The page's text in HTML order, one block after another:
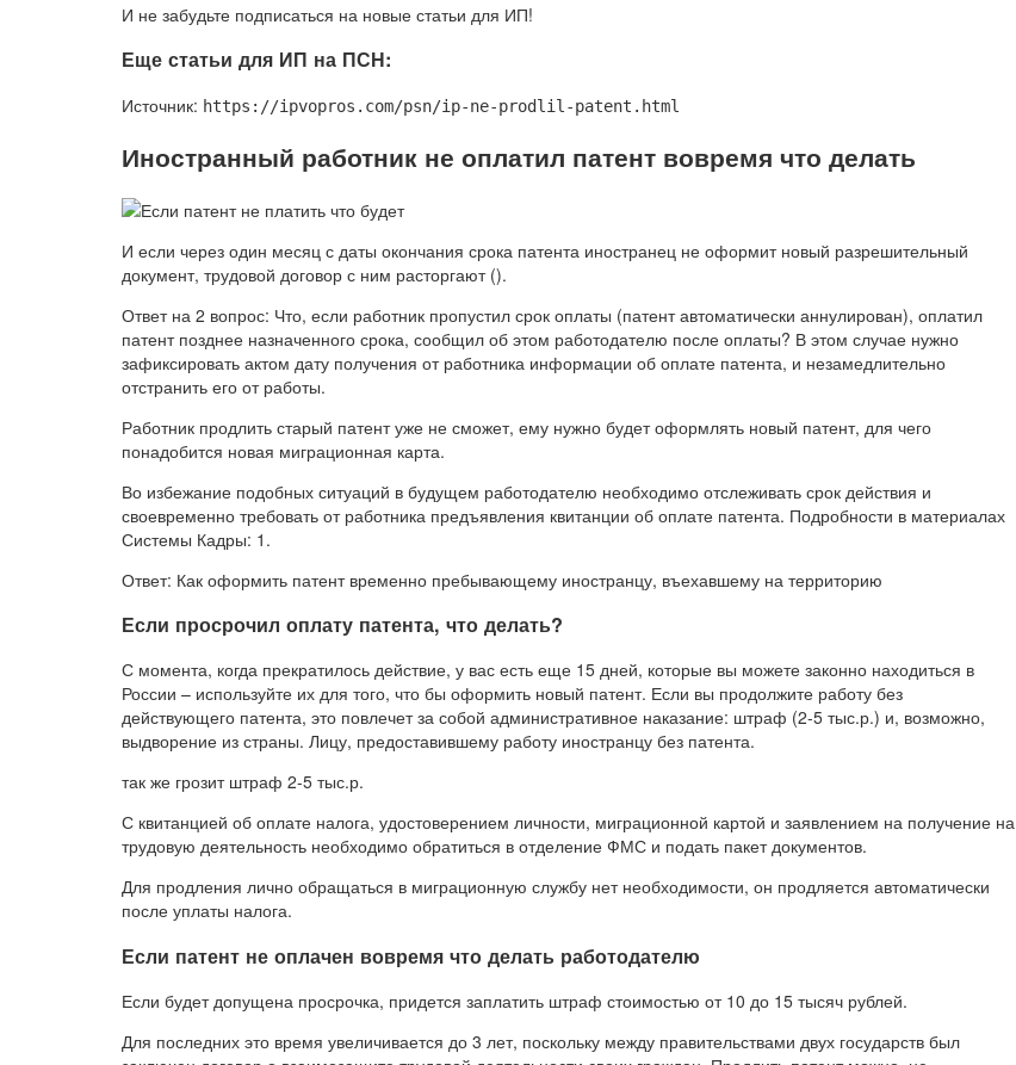
И не забудьте подписаться на новые статьи для ИП!
Еще статьи для ИП на ПСН:
Источник: https://ipvopros.com/psn/ip-ne-prodlil-patent.html
Иностранный работник не оплатил патент вовремя что делать
И если через один месяц с даты окончания срока патента иностранец не оформит новый разрешительный
документ, трудовой договор с ним расторгают ().
Ответ на 2 вопрос: Что, если работник пропустил срок оплаты (патент автоматически аннулирован), оплатил
патент позднее назначенного срока, сообщил об этом работодателю после оплаты? В этом случае нужно
зафиксировать актом дату получения от работника информации об оплате патента, и незамедлительно
отстранить его от работы.
Работник продлить старый патент уже не сможет, ему нужно будет оформлять новый патент, для чего
понадобится новая миграционная карта.
Во избежание подобных ситуаций в будущем работодателю необходимо отслеживать срок действия и
своевременно требовать от работника предъявления квитанции об оплате патента. Подробности в материалах
Системы Кадры: 1.
Ответ: Как оформить патент временно пребывающему иностранцу, въехавшему на территорию
Если просрочил оплату патента, что делать?
С момента, когда прекратилось действие, у вас есть еще 15 дней, которые вы можете законно находиться в
России – используйте их для того, что бы оформить новый патент. Если вы продолжите работу без
действующего патента, это повлечет за собой административное наказание: штраф (2-5 тыс.р.) и, возможно,
выдворение из страны. Лицу, предоставившему работу иностранцу без патента.
так же грозит штраф 2-5 тыс.р.
С квитанцией об оплате налога, удостоверением личности, миграционной картой и заявлением на получение на
трудовую деятельность необходимо обратиться в отделение ФМС и подать пакет документов.
Для продления лично обращаться в миграционную службу нет необходимости, он продляется автоматически
после уплаты налога.
Если патент не оплачен вовремя что делать работодателю
Если будет допущена просрочка, придется заплатить штраф стоимостью от 10 до 15 тысяч рублей.
Для последних это время увеличивается до 3 лет, поскольку между правительствами двух государств был